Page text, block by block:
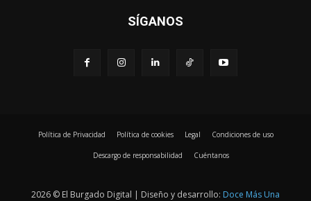
SÍGANOS
Política de Privacidad Política de cookies Legal Condiciones de uso
Descargo de responsabilidad Cuéntanos
2026 © El Burgado Digital | Diseño y desarrollo: Doce Más Una